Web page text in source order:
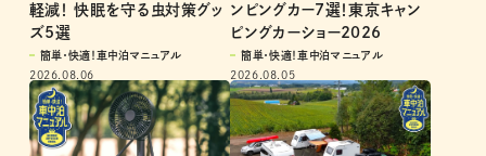
軽減！ 快眠を守る虫対策グッ
ズ5選
簡単・快適！車中泊マニュアル
2026.08.06
ンピングカー7選！東京キャン
ピングカーショー2026
簡単・快適！車中泊マニュアル
2026.08.05